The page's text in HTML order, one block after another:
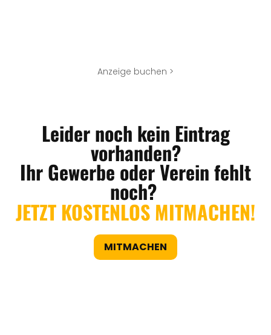
Anzeige buchen >
Leider noch kein Eintrag
vorhanden?
Ihr Gewerbe oder Verein fehlt
noch?
JETZT KOSTENLOS MITMACHEN!
MITMACHEN